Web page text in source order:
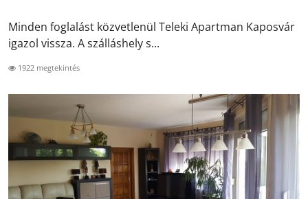
Minden foglalást közvetlenül Teleki Apartman Kaposvár
igazol vissza. A szálláshely s...
1922 megtekintés